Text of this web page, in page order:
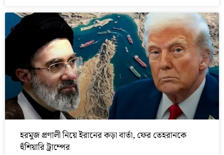
হরমুজ প্রণালী নিয়ে ইরানের কড়া বার্তা, ফের তেহরানকে
হুঁশিয়ারি ট্রাম্পের